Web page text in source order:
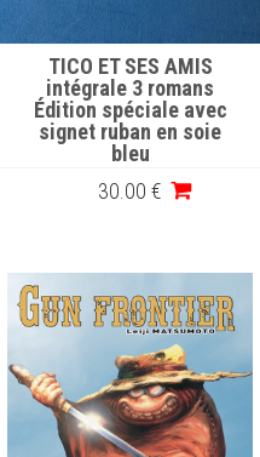
TICO ET SES AMIS
intégrale 3 romans
Édition spéciale avec
signet ruban en soie
bleu
30 .00 €